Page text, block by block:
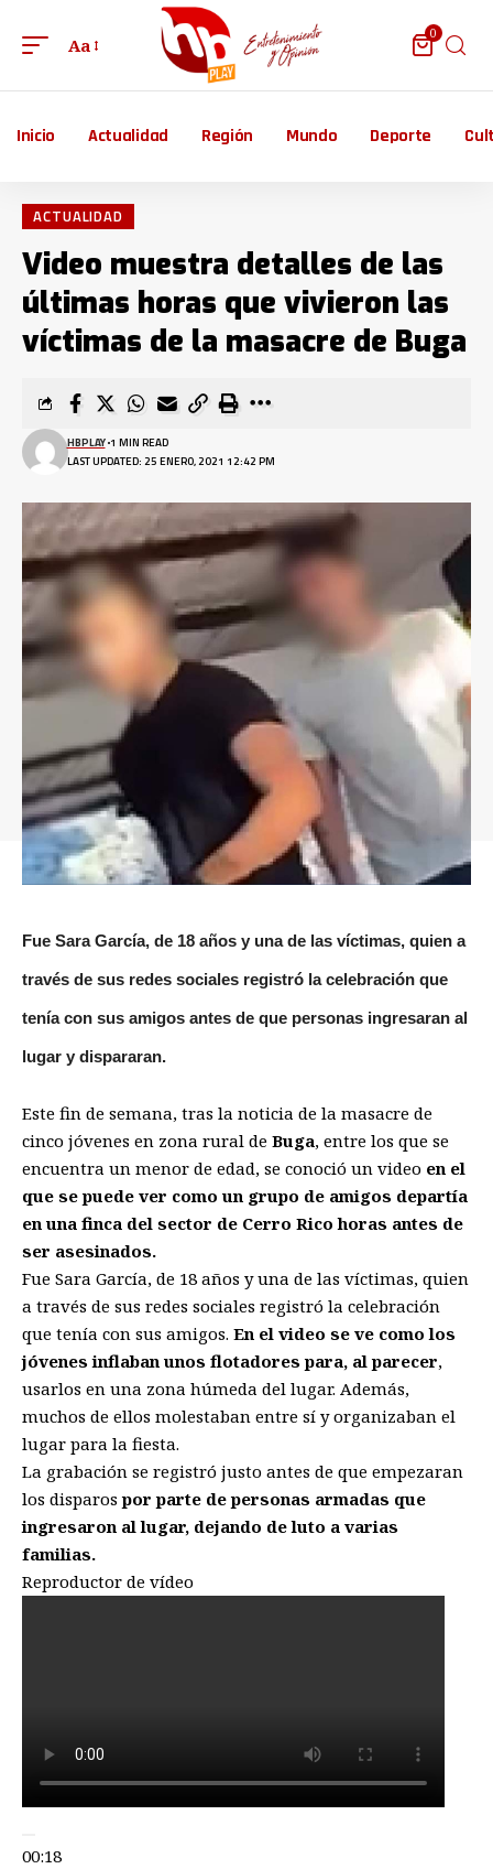
Aa
0
Inicio Actualidad Región Mundo Deporte
ACTUALIDAD
Video muestra detalles de las
últimas horas que vivieron las
víctimas de la masacre de Buga
LAST UPDATED: 25 ENERO, 2021 12:42 PM
HBPLAY 1 MIN READ
Fue Sara García, de 18 años y una de las víctimas, quien a
través de sus redes sociales registró la celebración que
tenía con sus amigos antes de que personas ingresaran al
lugar y dispararan.
Este fin de semana, tras la noticia de la masacre de
cinco jóvenes en zona rural de Buga, entre los que se
encuentra un menor de edad, se conoció un video en el
que se puede ver como un grupo de amigos departía
en una finca del sector de Cerro Rico horas antes de
ser asesinados.
Fue Sara García, de 18 años y una de las víctimas, quien
a través de sus redes sociales registró la celebración
que tenía con sus amigos. En el video se ve como los
jóvenes inflaban unos flotadores para, al parecer,
usarlos en una zona húmeda del lugar. Además,
muchos de ellos molestaban entre sí y organizaban el
lugar para la fiesta.
La grabación se registró justo antes de que empezaran
los disparospor parte de personas armadas que
ingresaron al lugar, dejando de luto a varias
familias.
Reproductor de vídeo
00:18